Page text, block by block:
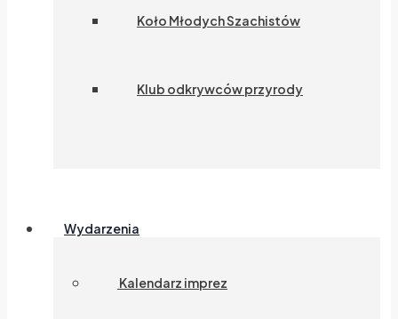
Koło Młodych Szachistów
Klub odkrywców przyrody
Wydarzenia
Kalendarz imprez